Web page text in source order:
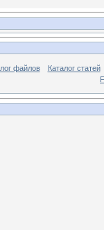
файлов
Каталог статей